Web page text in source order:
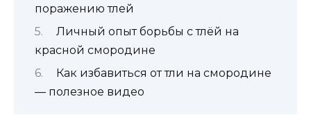
поражению тлей
Личный опыт борьбы с тлёй на
красной смородине
Как избавиться от тли на смородине
— полезное видео